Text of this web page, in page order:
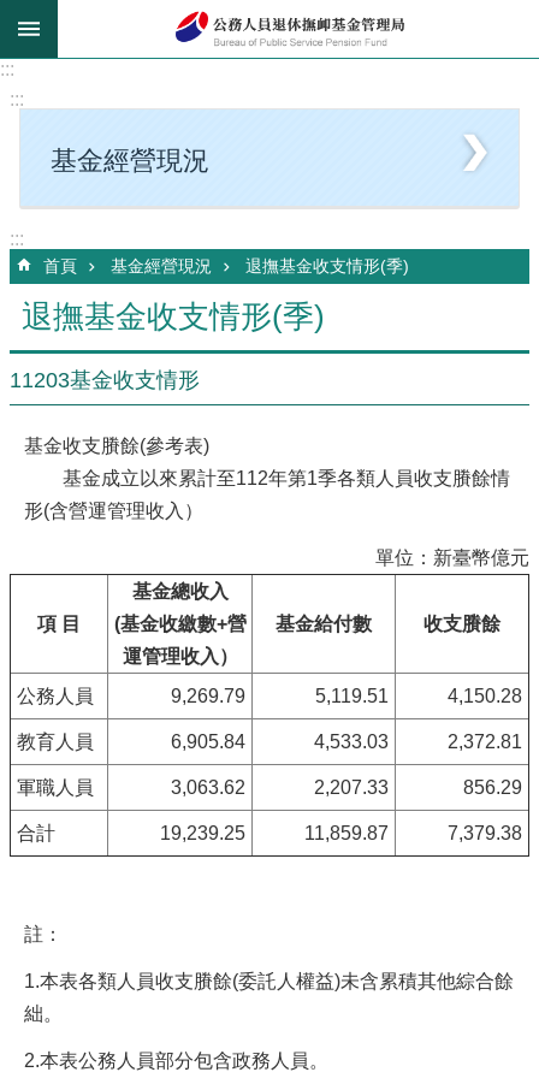
跳到主要內容區塊
:::
:::
基金經營現況
:::
首頁 基金經營現況 退撫基金收支情形(季)
退撫基金收支情形(季)
11203基金收支情形
基金收支賸餘(參考表)
基金成立以來累計至112年第1季各類人員收支賸餘情
形(含營運管理收入）
單位：新臺幣億元
項 目
基金總收入
(基金收繳數+營
運管理收入）
基金給付數 收支賸餘
公務人員 9,269.79 5,119.51 4,150.28
教育人員 6,905.84 4,533.03 2,372.81
軍職人員 3,063.62 2,207.33 856.29
合計 19,239.25 11,859.87 7,379.38
註：
1.本表各類人員收支賸餘(委託人權益)未含累積其他綜合餘
絀。
2.本表公務人員部分包含政務人員。